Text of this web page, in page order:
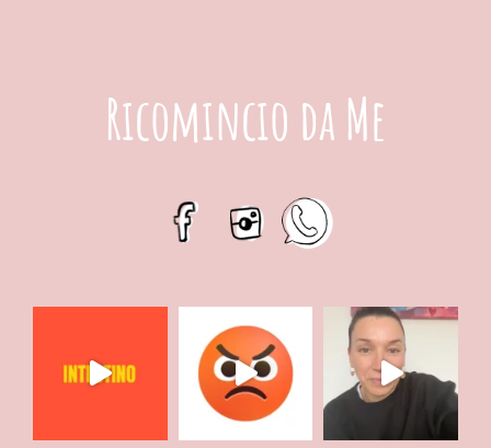
Ricomincio da Me